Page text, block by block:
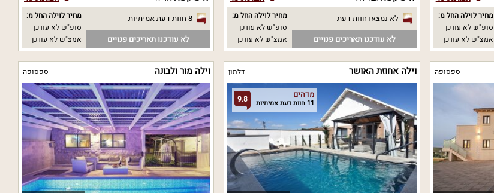
מחיר לוילה החל מ:
סופ"ש לא עודכן
אמצ"ש לא עודכן
לא נמצאו חוות דעת
לא עודכנו תאריכים פנויים
מחיר לוילה החל מ:
סופ"ש לא עודכן
אמצ"ש לא עודכן
8 חוות דעת אמיתיות
לא עודכנו תאריכים פנויים
מחיר לוילה החל מ:
סופ"ש לא עודכן
אמצ"ש לא עודכן
ספסופה וילה אחוזת האושר דלתון
9.8 מדהים
11 חוות דעת אמיתיות
וילה מור ולבונה ספסופה